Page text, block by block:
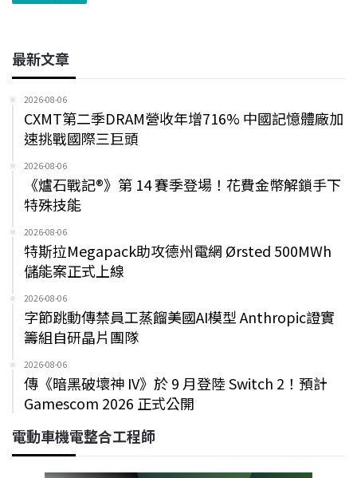
最新文章
2026-08-06
CXMT第二季DRAM營收年增716% 中國記憶體廠加
速挑戰國際三巨頭
2026-08-06
《爐石戰記®》第 14 賽季登場！花費金幣解鎖手下
特殊技能
2026-08-06
特斯拉Megapack助攻德州電網 Ørsted 500MWh
儲能案正式上線
2026-08-06
字節跳動傳禁員工蒸餾美國AI模型 Anthropic證實
籌組自研晶片團隊
2026-08-06
傳《暗黑破壞神 IV》於 9 月登陸 Switch 2！預計
Gamescom 2026 正式公開
電動車機電整合工程師